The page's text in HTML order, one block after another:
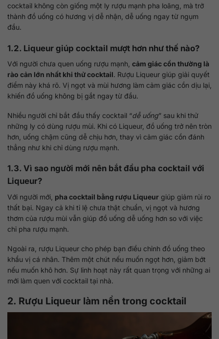
cocktail không còn giống một ly rượu mạnh pha loãng, mà trở
thành đồ uống có hương vị dễ nhận, dễ uống ngay từ ngụm
đầu.
1.2. Liqueur giúp cocktail mượt hơn như thế nào?
Với người chưa quen uống rượu mạnh, cảm giác cồn thường là
rào cản lớn nhất khi thử cocktail. Rượu Liqueur giúp giải quyết
điểm này khá rõ. Vị ngọt và mùi hương làm cảm giác cồn dịu lại,
khiến đồ uống không bị gắt ngay từ đầu.
Nhiều người chỉ bắt đầu thấy cocktail “dễ uống” sau khi thử
những ly có dùng rượu mùi. Khi có Liqueur, đồ uống trở nên tròn
hơn, uống chậm cũng dễ chịu hơn, thay vì cảm giác cồn đánh
thẳng như khi chỉ dùng rượu mạnh.
1.3. Vì sao người mới nên bắt đầu pha cocktail với
Liqueur?
Với người mới, pha cocktail bằng rượu Liqueur giúp giảm rủi ro
thất bại. Ngay cả khi tỉ lệ chưa thật chuẩn, vị ngọt và hương
thơm của rượu mùi vẫn giúp đồ uống dễ uống hơn so với việc
chỉ pha rượu mạnh.
Ngoài ra, rượu Liqueur cho phép bạn điều chỉnh đồ uống theo
khẩu vị cá nhân. Thêm một chút nếu muốn ngọt hơn, giảm bớt
nếu muốn khô hơn. Sự linh hoạt này rất quan trọng với những ai
mới làm quen với cocktail tại nhà.
2. Rượu Liqueur làm nền trong cocktail